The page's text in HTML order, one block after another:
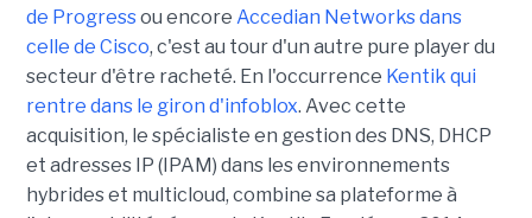
de Progressou encore Accedian Networks dans
celle de Cisco, c'est au tour d'un autre pure player du
secteur d'être racheté. En l'occurrence Kentik qui
rentre dans le giron d'infoblox. Avec cette
acquisition, le spécialiste en gestion des DNS, DHCP
et adresses IP (IPAM) dans les environnements
hybrides et multicloud, combine sa plateforme à